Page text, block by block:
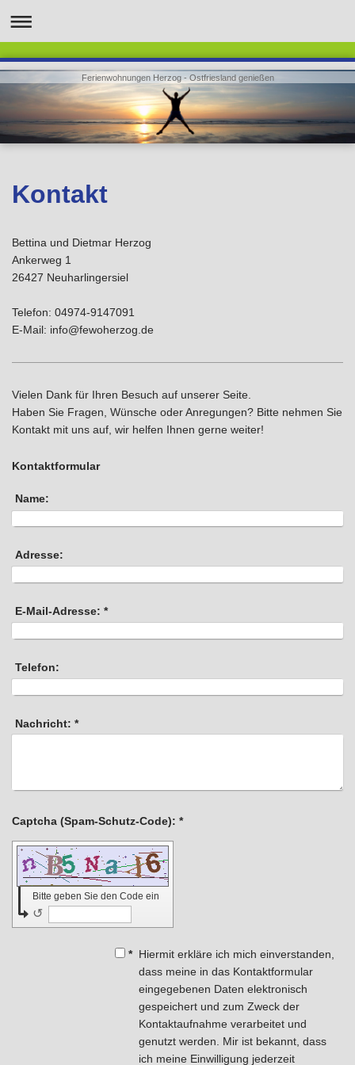
Ferienwohnungen Herzog - Ostfriesland genießen
Kontakt
Bettina und Dietmar Herzog
Ankerweg 1
26427 Neuharlingersiel
Telefon: ​04974-9147091
E-Mail: info@fewoherzog.de
Vielen Dank für Ihren Besuch auf unserer Seite.
Haben Sie Fragen, Wünsche oder Anregungen? Bitte nehmen Sie
Kontakt mit uns auf, wir helfen Ihnen gerne weiter!
Kontaktformular
Name:
Adresse:
E-Mail-Adresse: *
Telefon:
Nachricht: *
Captcha (Spam-Schutz-Code): *
Bitte geben Sie den Code ein
↺
* Hiermit erkläre ich mich einverstanden,
dass meine in das Kontaktformular
eingegebenen Daten elektronisch
gespeichert und zum Zweck der
Kontaktaufnahme verarbeitet und
genutzt werden. Mir ist bekannt, dass
ich meine Einwilligung jederzeit